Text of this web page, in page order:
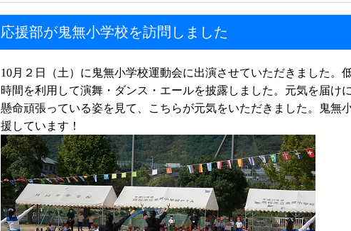
応援部が鬼無小学校を訪問しました
10月２日（土）に鬼無小学校運動会に出演させていただきました。
時間を利用して演舞・ダンス・エールを披露しました。元気を届け
懸命頑張っている姿を見て、こちらが元気をいただきました。鬼無
援しています！